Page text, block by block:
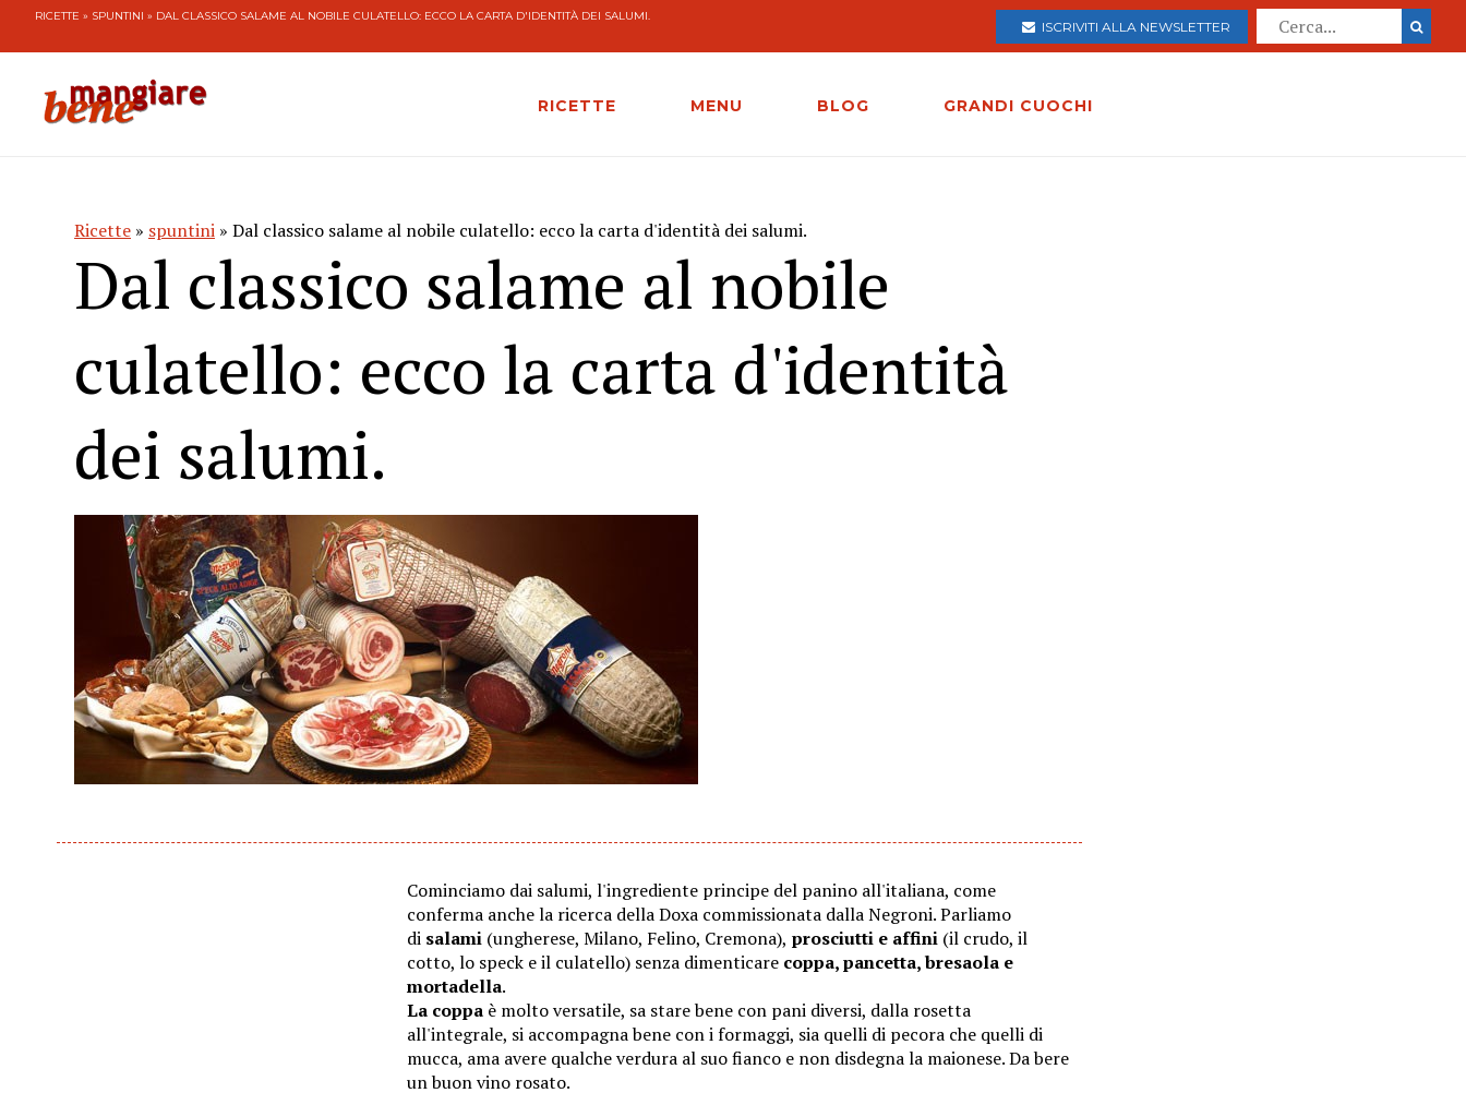
RICETTE » SPUNTINI » DAL CLASSICO SALAME AL NOBILE CULATELLO: ECCO LA CARTA D'IDENTITÀ DEI SALUMI.
ISCRIVITI ALLA NEWSLETTER
RICETTE MENU BLOG GRANDI CUOCHI
Ricette » spuntini » Dal classico salame al nobile culatello: ecco la carta d'identità dei salumi.
Dal classico salame al nobile
culatello: ecco la carta d'identità
dei salumi.
Cominciamo dai salumi, l'ingrediente principe del panino all'italiana, come
conferma anche la ricerca della Doxa commissionata dalla Negroni. Parliamo
di salami (ungherese, Milano, Felino, Cremona), prosciutti e affini (il crudo, il
cotto, lo speck e il culatello) senza dimenticare coppa, pancetta, bresaola e
mortadella.
La coppa è molto versatile, sa stare bene con pani diversi, dalla rosetta
all'integrale, si accompagna bene con i formaggi, sia quelli di pecora che quelli di
mucca, ama avere qualche verdura al suo fianco e non disdegna la maionese. Da bere
un buon vino rosato.